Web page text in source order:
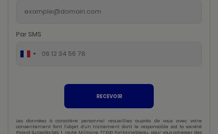
Par SMS
RECEVOIR
Les données à caractère personnel recueillies auprès de vous avec votre
consentement font l’objet d’un traitement dont le responsable est la société
Picard Surgelés SAS, 1, route Militaire, 77300 Fontainebleau, pour vous adresser des